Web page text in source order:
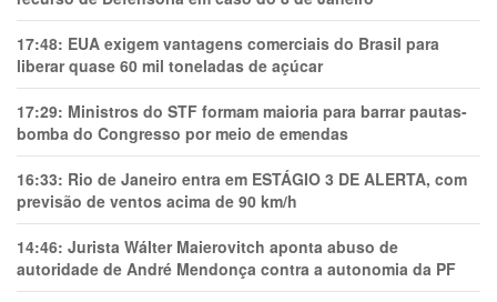
17:48: EUA exigem vantagens comerciais do Brasil para
liberar quase 60 mil toneladas de açúcar
17:29: Ministros do STF formam maioria para barrar pautas-
bomba do Congresso por meio de emendas
16:33: Rio de Janeiro entra em ESTÁGIO 3 DE ALERTA, com
previsão de ventos acima de 90 km/h
14:46: Jurista Wálter Maierovitch aponta abuso de
autoridade de André Mendonça contra a autonomia da PF